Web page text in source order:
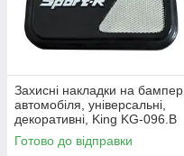
Захисні накладки на бампер
автомобіля, універсальні,
декоративні, King KG-096.B
Готово до відправки